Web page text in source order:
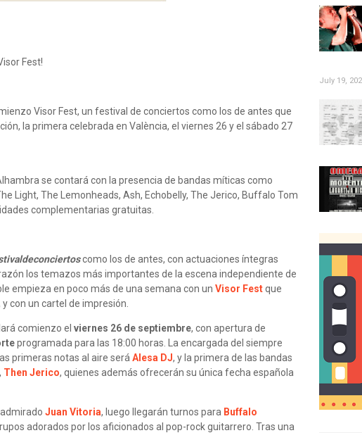
Fest!
Visor Fest, un festival de conciertos como los de antes que
la primera celebrada en València, el viernes 26 y el sábado 27
se contará con la presencia de bandas míticas como
Light, The Lemonheads, Ash, Echobelly, The Jerico, Buffalo Tom
complementarias gratuitas.
como los de antes, con actuaciones íntegras
los temazos más importantes de la escena independiente de
empieza en poco más de una semana con un Visor Festque
con un cartel de impresión.
comienzo el viernes 26 de septiembre, con apertura de
programada para las 18:00 horas. La encargada del siempre
primeras notas al aire será Alesa DJ, y la primera de las bandas
Then Jerico, quienes además ofrecerán su única fecha española
Juan Vitoria, luego llegarán turnos para Buffalo
adorados por los aficionados al pop-rock guitarrero. Tras una
July 19,